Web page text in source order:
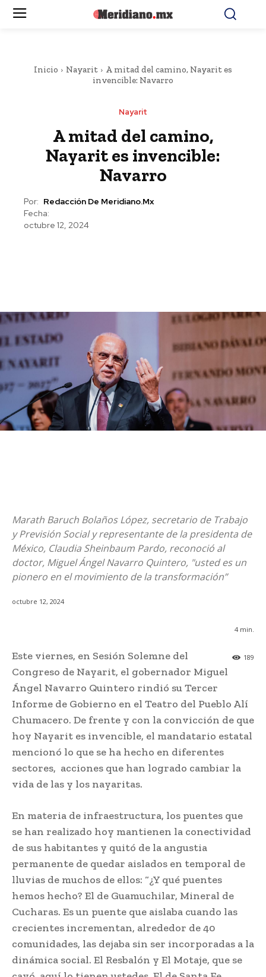
Inicio Nayarit
A mitad del camino, Nayarit es
invencible: Navarro
Nayarit
A mitad del camino,
Nayarit es invencible:
Navarro
Por: Redacción De Meridiano.mx
Fecha:
octubre 12, 2024
Marath Baruch Bolaños López, secretario de Trabajo
y Previsión Social y representante de la presidenta de
México, Claudia Sheinbaum Pardo, reconoció al
doctor, Miguel Ángel Navarro Quintero, "usted es un
pionero en el movimiento de la transformación”
octubre 12, 2024
4 min.
189
Este viernes, en Sesión Solemne del
Congreso de Nayarit, el gobernador Miguel
Ángel Navarro Quintero rindió su Tercer
Informe de Gobierno en el Teatro del Pueblo Alí
Chumacero. De frente y con la convicción de que
hoy Nayarit es invencible, el mandatario estatal
mencionó lo que se ha hecho en diferentes
sectores, acciones que han logrado cambiar la
vida de las y los nayaritas.
En materia de infraestructura, los puentes que
se han realizado hoy mantienen la conectividad
de sus habitantes y quitó de la angustia
permanente de quedar aislados en temporal de
lluvias de muchos de ellos: “¿Y qué puentes
hemos hecho? El de Guamuchilar, Mineral de
Cucharas. Es un puente que aislaba cuando las
crecientes incrementan, alrededor de 40
comunidades, las dejaba sin ser incorporadas a la
dinámica social. El Resbalón y El Motaje, que se